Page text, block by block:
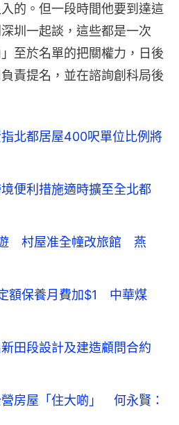
的。但一段時間他要到達這
圳一起談，這些都是一次
至於名單的把關權力，日後
責提名，並在諮詢創科局後
北都居屋400呎單位比例將
便利措施適時擴至全北都
村屋准全幢改旅館 燕
額保養月費加$1 中華煤
田段設計及建造顧問合約
房屋「住大啲」 何永賢：